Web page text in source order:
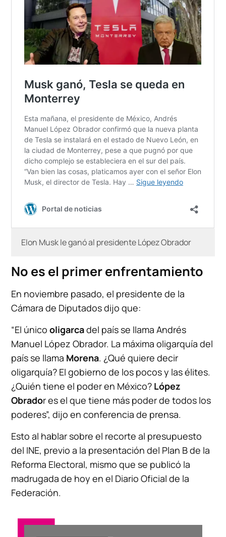
Elon Musk le ganó al presidente López Obrador
No es el primer enfrentamiento
En noviembre pasado, el presidente de la
Cámara de Diputados dijo que:
“El únicooligarcadel país se llama Andrés
Manuel López Obrador. La máxima oligarquía del
país se llama Morena. ¿Qué quiere decir
oligarquía? El gobierno de los pocos y las élites.
¿Quién tiene el poder en México? López
Obrador es el que tiene más poder de todos los
poderes”, dijo en conferencia de prensa.
Esto al hablar sobre el recorte al presupuesto
del INE, previo a la presentación del Plan B de la
Reforma Electoral, mismo que se publicó la
madrugada de hoy en el Diario Oficial de la
Federación.